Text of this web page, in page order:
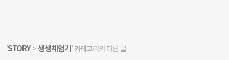
'STORY>생생체험기' 카테고리의 다른 글